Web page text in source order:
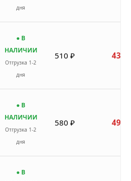
дня
● В
НАЛИЧИИ
Отгрузка 1-2
дня
510 ₽ 434
● В
НАЛИЧИИ
Отгрузка 1-2
дня
580 ₽ 493
● В